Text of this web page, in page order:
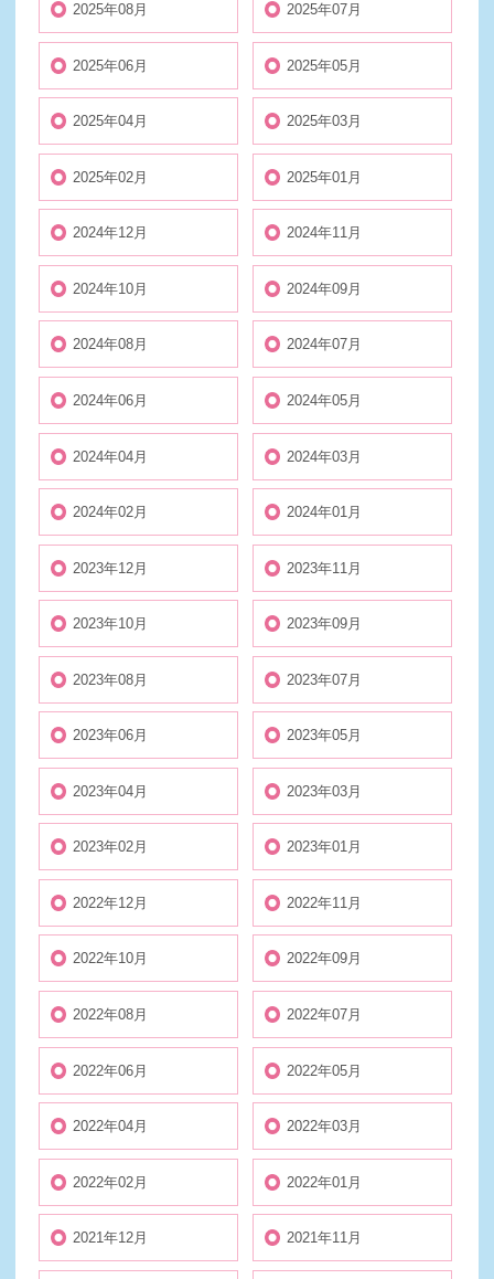
2025年08月 2025年07月
2025年06月 2025年05月
2025年04月 2025年03月
2025年02月 2025年01月
2024年12月 2024年11月
2024年10月 2024年09月
2024年08月 2024年07月
2024年06月 2024年05月
2024年04月 2024年03月
2024年02月 2024年01月
2023年12月 2023年11月
2023年10月 2023年09月
2023年08月 2023年07月
2023年06月 2023年05月
2023年04月 2023年03月
2023年02月 2023年01月
2022年12月 2022年11月
2022年10月 2022年09月
2022年08月 2022年07月
2022年06月 2022年05月
2022年04月 2022年03月
2022年02月 2022年01月
2021年12月 2021年11月